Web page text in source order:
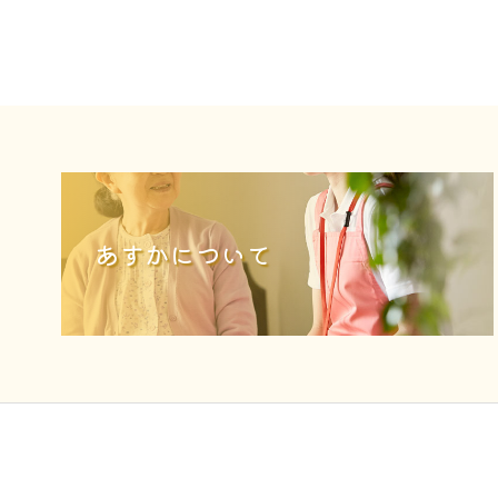
あすかについて